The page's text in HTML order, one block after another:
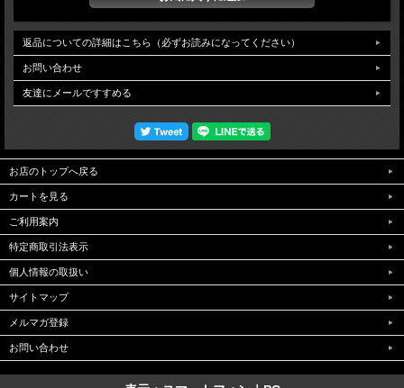
返品についての詳細はこちら（必ずお読みになってください）
お問い合わせ
友達にメールですすめる
お店のトップへ戻る
カートを見る
ご利用案内
特定商取引法表示
個人情報の取扱い
サイトマップ
メルマガ登録
お問い合わせ